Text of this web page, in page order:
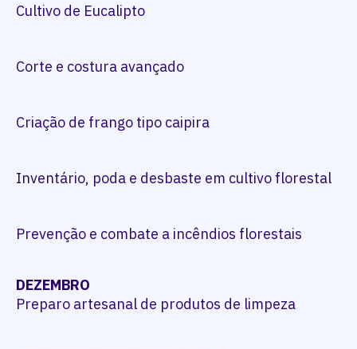
Cultivo de Eucalipto
Corte e costura avançado
Criação de frango tipo caipira
Inventário, poda e desbaste em cultivo florestal
Prevenção e combate a incêndios florestais
DEZEMBRO
Preparo artesanal de produtos de limpeza